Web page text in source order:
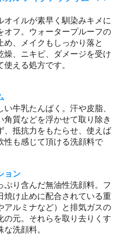
オイルが素早く馴染みキメに
オフ。ウォータープルーフの
め、メイクもしっかり落と
燥、ニキビ、ダメージを受け
える処方です。
牛乳たんぱく。汗や皮脂、
角質などを浮かせて取り除き
、抵抗力をもたらせ、使えば
性も感じて頂ける洗顔料で
ョン
ぷり含んだ無油性洗顔料。フ
焼け止めに配合されている重
アルミナなど）と排気ガスの
の元。それらを取り去りくす
洗顔料。